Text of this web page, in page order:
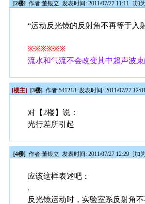
[2楼] 作者:董银立 发表时间: 2011/07/27 11:11 [加
“运动反光镜的反射角不再等于入
※※※※※※
流水和气流不会改变其中超声波
[楼主] [3楼] 作者:541218 发表时间: 2011/07/27
对【2楼】说：
光行差所引起
[4楼] 作者:董银立 发表时间: 2011/07/27 12:29 [加
应该这样表述吧：
.
反光镜运动时，实验室系反射角